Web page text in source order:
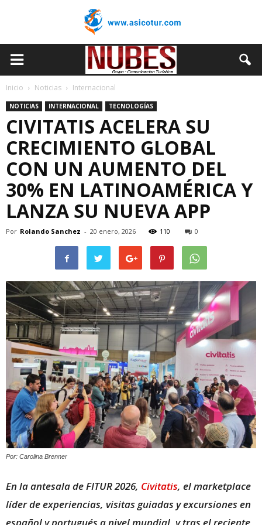
Inicio Noticias Internacional
NOTICIAS INTERNACIONAL TECNOLOGÍAS
CIVITATIS ACELERA SU
CRECIMIENTO GLOBAL
CON UN AUMENTO DEL
30% EN LATINOAMÉRICA Y
LANZA SU NUEVA APP
Por Rolando Sanchez - 20 enero, 2026 110 0
Por: Carolina Brenner
En la antesala de FITUR 2026, Civitatis, el marketplace
líder de experiencias, visitas guiadas y excursiones en